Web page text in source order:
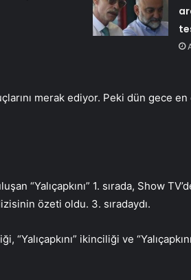
merak ediyor. Peki dün gece
“Yalıçapkını” 1. sırada, Show
özeti oldu. 3. sıradaydı.
“Yalıçapkını” ikinciliği ve